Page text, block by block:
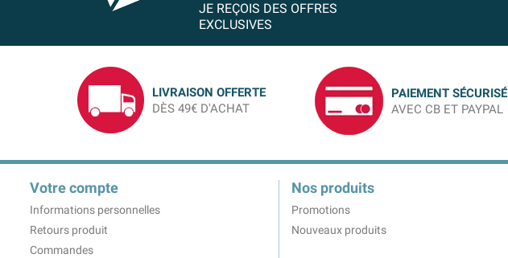
JE REÇOIS DES OFFRES
EXCLUSIVES
LIVRAISON OFFERTE
DÈS 49€ D'ACHAT
PAIEMENT SÉCURISÉ
AVEC CB ET PAYPAL
Votre compte
Informations personnelles
Retours produit
Commandes
Nos produits
Promotions
Nouveaux produits